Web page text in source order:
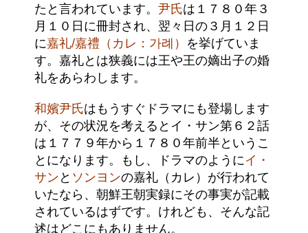
たと言われています。 尹氏は１７８０年３
月１０日に冊封され、翌々日の３月１２日
に嘉礼/嘉禮（カレ：가례） を挙げていま
す。嘉礼とは狭義には王や王の嫡出子の婚
礼をあらわします。
和嬪尹氏はもうすぐドラマにも登場します
が、その状況を考えるとイ・サン第６２話
は１７７９年から１７８０年前半というこ
とになります。もし、ドラマのようにイ・
サン と ソンヨンの嘉礼（カレ）が行われて
いたなら、朝鮮王朝実録にその事実が記載
されているはずです。けれども、そんな記
述はどこにもありません。